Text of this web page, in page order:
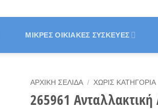
ΜΙΚΡΈΣ ΟΙΚΙΑΚΈΣ ΣΥΣΚΕΥΈΣ
ΑΡΧΙΚΉ ΣΕΛΊΔΑ / ΧΩΡΊΣ ΚΑΤΗΓΟΡΊΑ
265961